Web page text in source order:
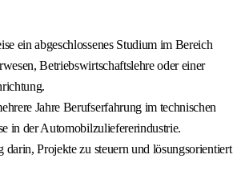
ein abgeschlossenes Studium im Bereich
Betriebswirtschaftslehre oder einer
Jahre Berufserfahrung im technischen
in der Automobilzuliefererindustrie.
darin, Projekte zu steuern und lösungsorientiert